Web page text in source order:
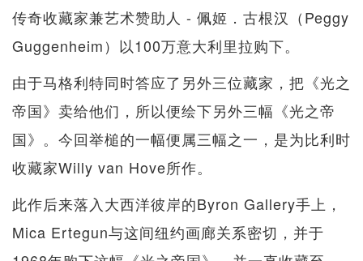
传奇收藏家兼艺术赞助人 - 佩姬．古根汉（Peggy
Guggenheim）以100万意大利里拉购下。
由于马格利特同时答应了另外三位藏家，把《光之
帝国》卖给他们，所以便绘下另外三幅《光之帝
国》。今回举槌的一幅便属三幅之一，是为比利时
收藏家Willy van Hove所作。
此作后来落入大西洋彼岸的Byron Gallery手上，
Mica Ertegun与这间纽约画廊关系密切，并于